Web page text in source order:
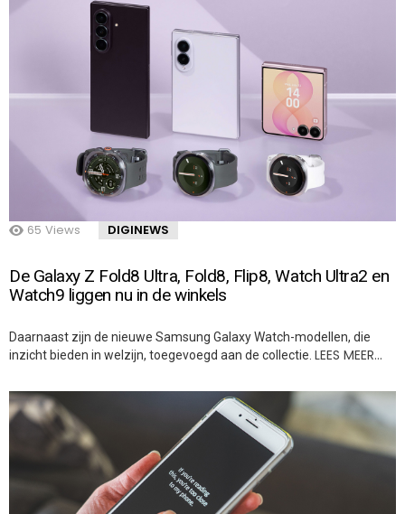
65 Views DIGINEWS
De Galaxy Z Fold8 Ultra, Fold8, Flip8, Watch Ultra2 en
Watch9 liggen nu in de winkels
Daarnaast zijn de nieuwe Samsung Galaxy Watch-modellen, die
inzicht bieden in welzijn, toegevoegd aan de collectie. LEES MEER…